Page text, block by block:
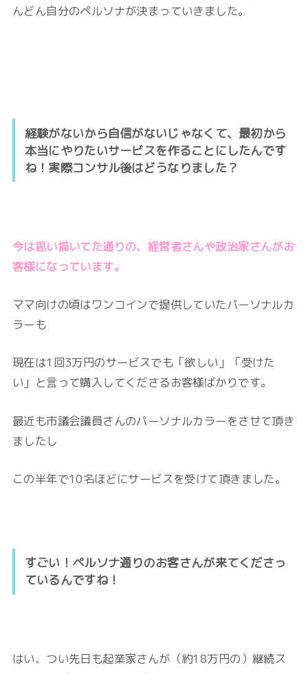
んどん自分のペルソナが決まっていきました。
経験がないから自信がないじゃなくて、最初から
本当にやりたいサービスを作ることにしたんです
ね！実際コンサル後はどうなりました？
今は思い描いてた通りの、経営者さんや政治家さんがお
客様になっています。
ママ向けの頃はワンコインで提供していたパーソナルカ
ラーも
現在は1回3万円のサービスでも「欲しい」「受けた
い」と言って購入してくださるお客様ばかりです。
最近も市議会議員さんのパーソナルカラーをさせて頂き
ましたし
この半年で10名ほどにサービスを受けて頂きました。
すごい！ペルソナ通りのお客さんが来てくださっ
ているんですね！
はい、つい先日も起業家さんが（約18万円の）継続ス